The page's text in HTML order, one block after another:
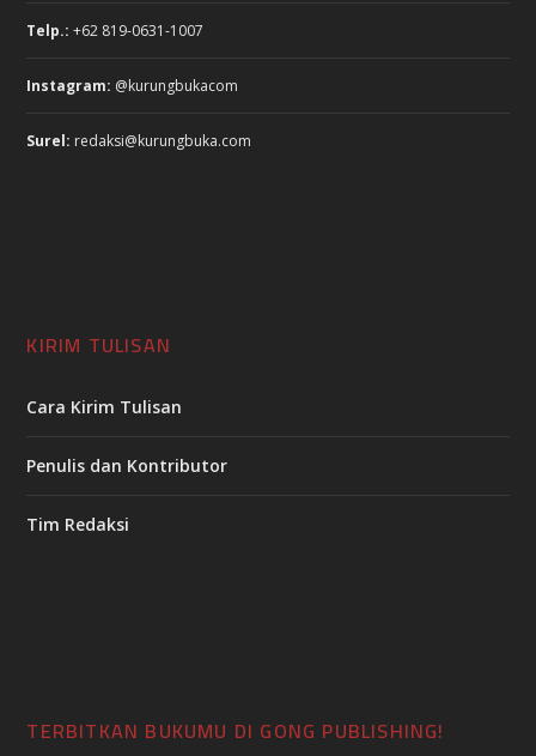
Telp.: +62 819-0631-1007
Instagram: @kurungbukacom
Surel: redaksi@kurungbuka.com
KIRIM TULISAN
Cara Kirim Tulisan
Penulis dan Kontributor
Tim Redaksi
TERBITKAN BUKUMU DI GONG PUBLISHING!